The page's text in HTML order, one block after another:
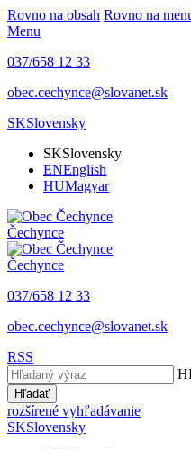
Rovno na obsah Rovno na
Menu
037/658 12 33
obec.cechynce@slovanet.sk
SKSlovensky
SKSlovensky
ENEnglish
HUMagyar
Čechynce
Čechynce
037/658 12 33
obec.cechynce@slovanet.sk
RSS
Hľadať
rozšírené vyhľadávanie
SKSlovensky